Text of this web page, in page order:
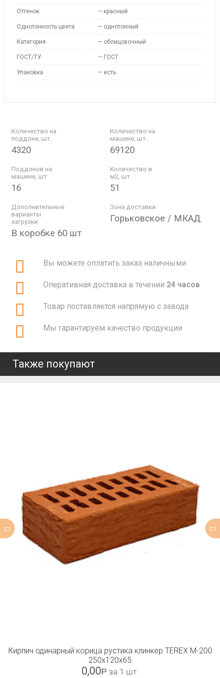
Оттенок — красный
Однотонность цвета — однотонный
Категория — облицовочный
ГОСТ/ТУ — ГОСТ
Упаковка — есть
Количество на
поддоне, шт.
4320
Количество на
машине, шт.
69120
Поддонов на
машине, шт.
16
Количество в
м2, шт.
51
Дополнительные
варианты
загрузки
В коробке 60 шт
Зона доставки
Горьковское / МКАД
Вы можете оплатить заказ наличными
Оперативная доставка в течении 24 часов
Товар поставляется напрямую с завода
Мы гарантируем качество продукции
Также покупают
Кирпич одинарный корица рустика клинкер TEREX М-200
250x120x65
0,00Р за 1 шт.